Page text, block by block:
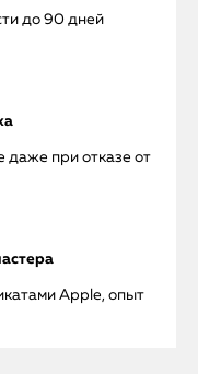
до 90 дней
даже при отказе от
Apple, опыт